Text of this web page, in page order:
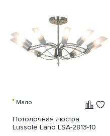
Мало
Потолочная люстра
Lussole Lano LSA-2813-10